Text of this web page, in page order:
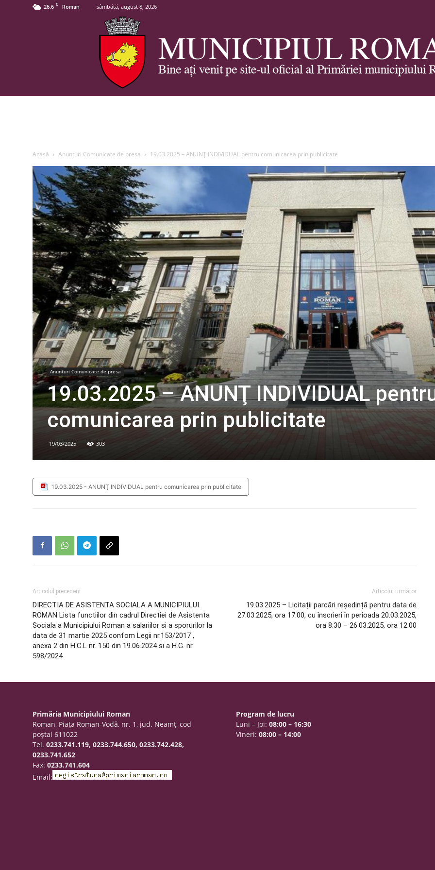
26.6 C Roman sâmbătă, august 8, 2026
Roman
Acasă Anunturi Comunicate de presa 19.03.2025 – ANUNŢ INDIVIDUAL pentru comunicarea prin publicitate
Anunturi Comunicate de presa
19.03.2025 – ANUNŢ INDIVIDUAL
comunicarea prin publicitate
19/03/2025 303
19.03.2025 - ANUNŢ INDIVIDUAL pentru comunicarea prin publicitate
Articolul precedent
DIRECTIA DE ASISTENTA SOCIALA A MUNICIPIULUI
ROMAN Lista functiilor din cadrul Directiei de Asistenta
Sociala a Municipiului Roman a salariilor si a sporurilor la
data de 31 martie 2025 confom Legii nr.153/2017 ,
anexa 2 din H.C.L nr. 150 din 19.06.2024 si a H.G. nr.
598/2024
Articolul următor
19.03.2025 – Licitații parcări reședință pentru data de
27.03.2025, ora 17:00, cu înscrieri în perioada 20.03.2025,
ora 8:30 – 26.03.2025, ora 12:00
Primăria Municipiului Roman
Roman, Piaţa Roman-Vodă, nr. 1, jud. Neamţ, cod
poştal 611022
Tel.0233.741.119, 0233.744.650, 0233.742.428,
0233.741.652
Fax:0233.741.604
Email:
Program de lucru
Luni – Joi:08:00 – 16:30
Vineri:08:00 – 14:00